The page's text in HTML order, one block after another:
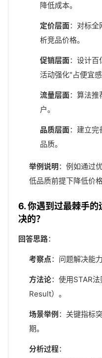
降低成本。
定价层面：对标全
析竞品价格。
促销层面：设计百
活动强化"占便宜感
流量层面：算法推
户。
品质层面：建立完
品质。
举例说明：例如通过
低品质前提下降低价格
6. 你遇到过最棘手
决的？
回答思路：
考察点：问题解决能
方法论：使用STAR
Result）。
场景举例：关键指标
期。
分析过程：